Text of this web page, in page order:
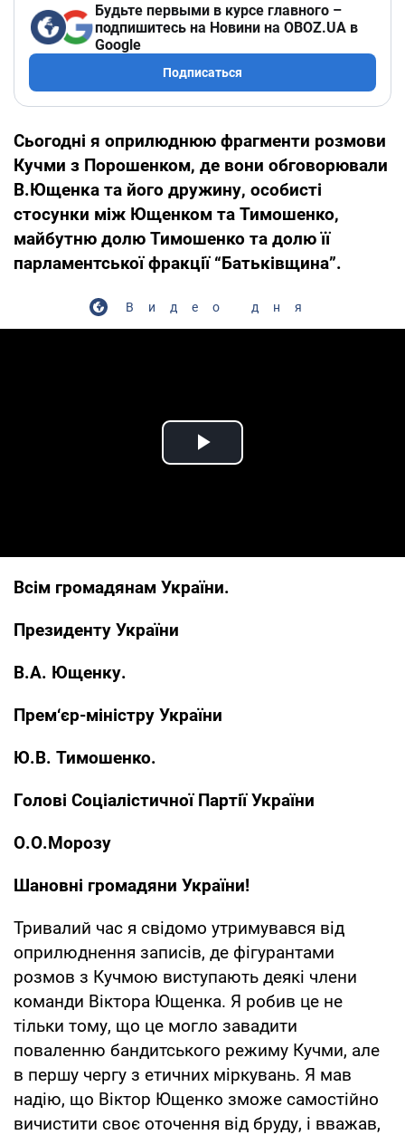
Будьте первыми в курсе главного –
подпишитесь на Новини на OBOZ.UA в
Google
Подписаться
Сьогодні я оприлюднюю фрагменти розмови
Кучми з Порошенком, де вони обговорювали
В.Ющенка та його дружину, особисті
стосунки між Ющенком та Тимошенко,
майбутню долю Тимошенко та долю її
парламентської фракції “Батьківщина”.
Видео дня
Play Video
Всім громадянам України.
Президенту України
В.А. Ющенку.
Прем‘єр-міністру України
Ю.В. Тимошенко.
Голові Соціалістичної Партії України
О.О.Морозу
Шановні громадяни України!
Тривалий час я свідомо утримувався від
оприлюднення записів, де фігурантами
розмов з Кучмою виступають деякі члени
команди Віктора Ющенка. Я робив це не
тільки тому, що це могло завадити
поваленню бандитського режиму Кучми, але
в першу чергу з етичних міркувань. Я мав
надію, що Віктор Ющенко зможе самостійно
вичистити своє оточення від бруду, і вважав,